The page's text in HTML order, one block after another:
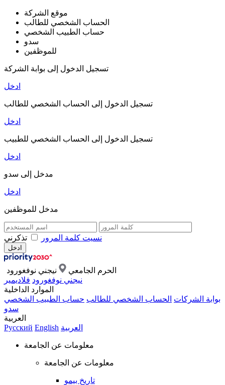
موقع الشركة
الحساب الشخصي للطالب
حساب الطبيب الشخصي
سدو
للموظفين
تسجيل الدخول إلى بوابة الشركة
ادخل
تسجيل الدخول إلى الحساب الشخصي للطالب
ادخل
تسجيل الدخول إلى الحساب الشخصي للطبيب
ادخل
مدخل إلى سدو
ادخل
مدخل للموظفين
نسيت كلمة المرور تذكرني
الحرم الجامعي
نيجني نوفغورود
نيجني نوفغورود فلاديمير
الموارد الداخلية
بوابة الشركات الحساب الشخصي للطالب حساب الطبيب الشخصي
سدو
العربية
Русский English العربية
معلومات عن الجامعة
معلومات عن الجامعة
تاريخ بيمو